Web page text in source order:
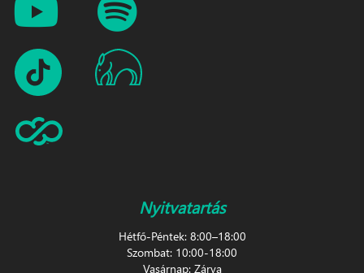
Nyitvatartás
Hétfő-Péntek: 8:00–18:00
Szombat: 10:00-18:00
Vasárnap: Zárva